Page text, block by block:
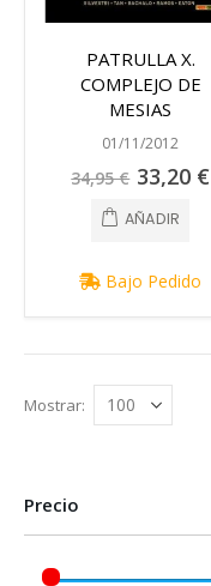
PATRULLA X.
COMPLEJO DE
MESIAS
01/11/2012
34,95 € Precio
especial
33,20 €
AÑADIR
Bajo Pedido
Mostrar
Precio